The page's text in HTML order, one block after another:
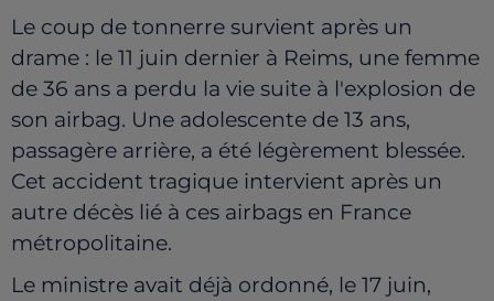
Le coup de tonnerre survient après un
drame : le 11 juin dernier à Reims, une femme
de 36 ans a perdu la vie suite à l'explosion de
son airbag. Une adolescente de 13 ans,
passagère arrière, a été légèrement blessée.
Cet accident tragique intervient après un
autre décès lié à ces airbags en France
métropolitaine.
Le ministre avait déjà ordonné, le 17 juin,